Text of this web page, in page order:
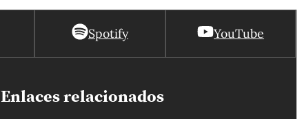
Spotify YouTube
Enlaces relacionados